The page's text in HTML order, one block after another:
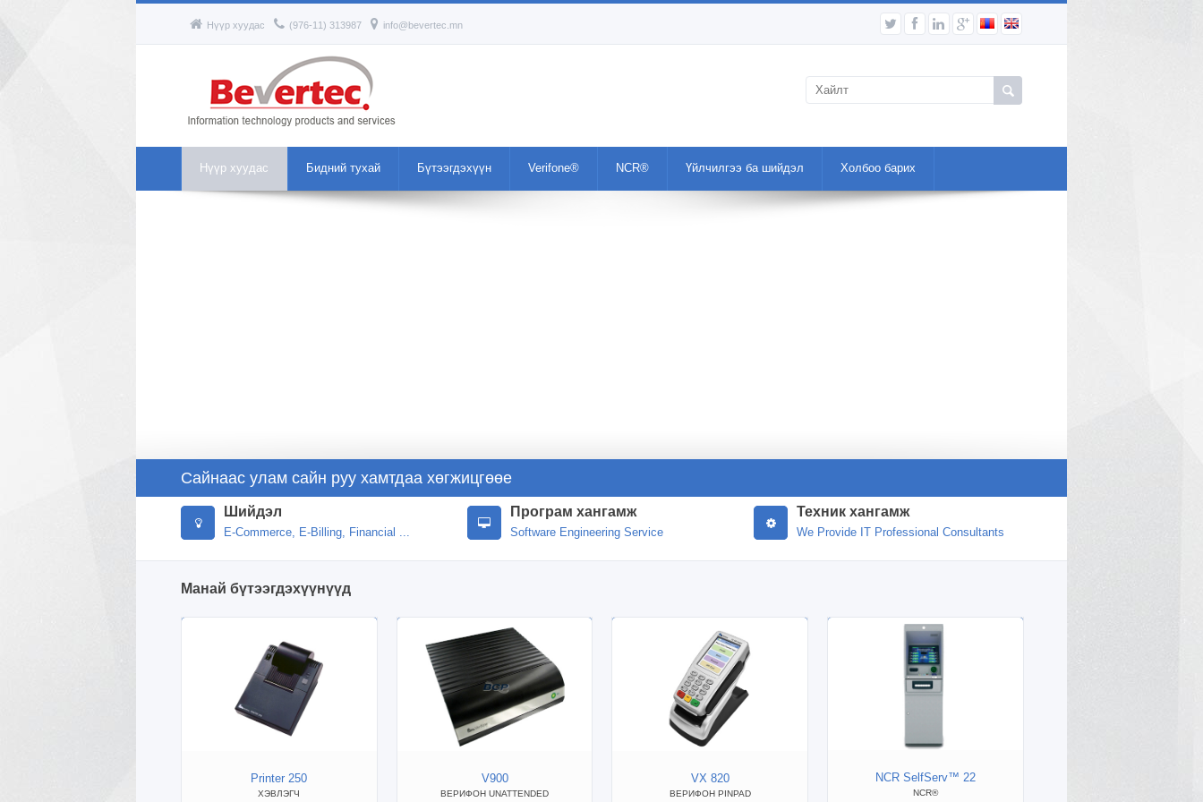
Нүүр хуудас (976-11) 313987 info@bevertec.mn
Нүүр хуудас Бидний тухай Бүтээгдэхүүн Verifone® NCR® Үйлчилгээ ба шийдэл Холбоо барих
Сайнаас улам сайн руу хамтдаа хөгжицгөөе
Шийдэл
E-Commerce, E-Billing, Financial ...
Програм хангамж
Software Engineering Service
Техник хангамж
We Provide IT Professional Consultants
Манай бүтээгдэхүүнүүд
Printer 250
ХЭВЛЭГЧ
V900
ВЕРИФОН UNATTENDED
VX 820
ВЕРИФОН PINPAD
NCR SelfServ™ 22
NCR®